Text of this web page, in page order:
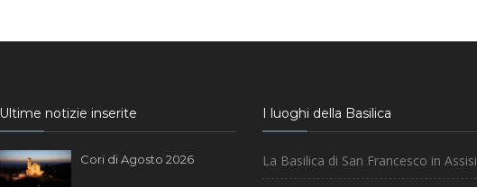
Ultime notizie inserite
Cori di Agosto 2026
I luoghi della Basilica
La Basilica di San Francesco in Assisi